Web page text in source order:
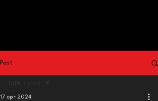
Post
17 apr 2024